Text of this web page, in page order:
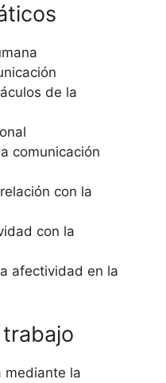
de la
comunicación
con la
con la
afectividad en la
mediante la